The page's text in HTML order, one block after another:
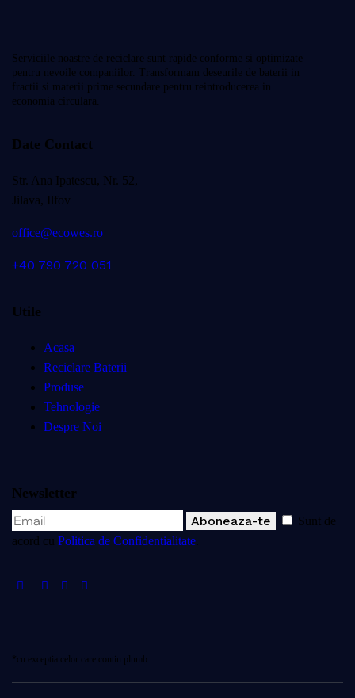
Serviciile noastre de reciclare sunt rapide conforme si optimizate
pentru nevoile companiilor. Transformam deseurile de baterii in
fractii si materii prime secundare pentru reintroducerea in
economia circulara.
Date Contact
Str. Ana Ipatescu, Nr. 52,
Jilava, Ilfov
office@ecowes.ro
+40 790 720 051
Utile
Acasa
Reciclare Baterii
Produse
Tehnologie
Despre Noi
Newsletter
Aboneaza-te
Sunt de
acord cu Politica de Confidentialitate.
*cu exceptia celor care contin plumb